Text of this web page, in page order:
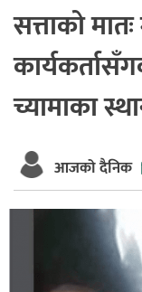
सत्ताको
च्यामाका
आजको दैनिक